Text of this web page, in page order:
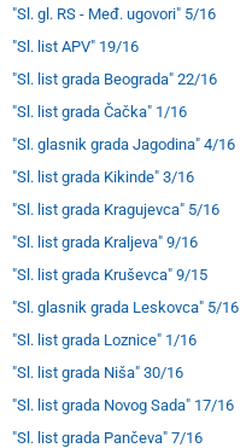
"Sl. gl. RS - Međ. ugovori" 5/16
"Sl. list APV" 19/16
"Sl. list grada Beograda" 22/16
"Sl. list grada Čačka" 1/16
"Sl. glasnik grada Jagodina" 4/16
"Sl. list grada Kikinde" 3/16
"Sl. list grada Kragujevca" 5/16
"Sl. list grada Kraljeva" 9/16
"Sl. list grada Kruševca" 9/15
"Sl. glasnik grada Leskovca" 5/16
"Sl. list grada Loznice" 1/16
"Sl. list grada Niša" 30/16
"Sl. list grada Novog Sada" 17/16
"Sl. list grada Pančeva" 7/16